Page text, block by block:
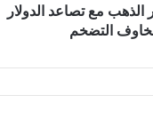
الذهب مع تصاعد الدولار
التضخم